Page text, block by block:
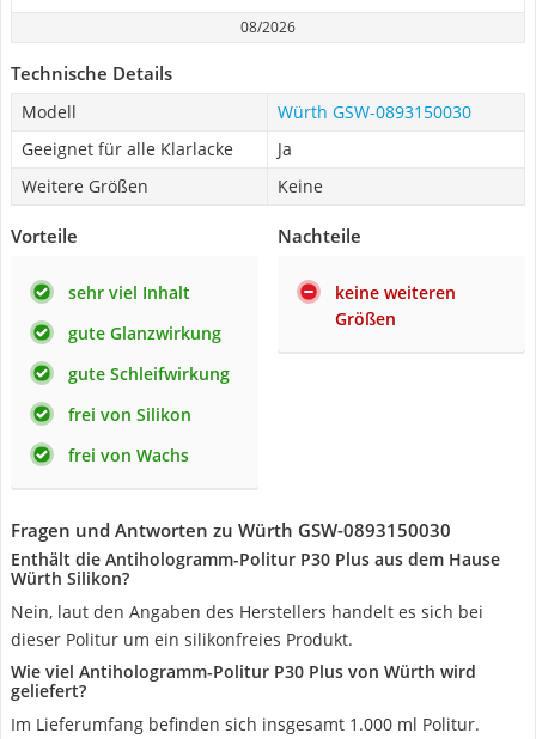
08/2026
Technische Details
Modell
Würth GSW-0893150030
Geeignet für alle Klarlacke
Ja
Weitere Größen
Keine
Vorteile
sehr viel Inhalt
gute Glanzwirkung
gute Schleifwirkung
frei von Silikon
frei von Wachs
Nachteile
keine weiteren
Größen
Fragen und Antworten zu Würth GSW-0893150030
Enthält die Antihologramm-Politur P30 Plus aus dem Hause
Würth Silikon?
Nein, laut den Angaben des Herstellers handelt es sich bei
dieser Politur um ein silikonfreies Produkt.
Wie viel Antihologramm-Politur P30 Plus von Würth wird
geliefert?
Im Lieferumfang befinden sich insgesamt 1.000 ml Politur.